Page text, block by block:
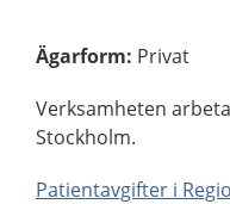
Ägarform: Privat
Verksamheten
Stockholm.
Patientavgifter i